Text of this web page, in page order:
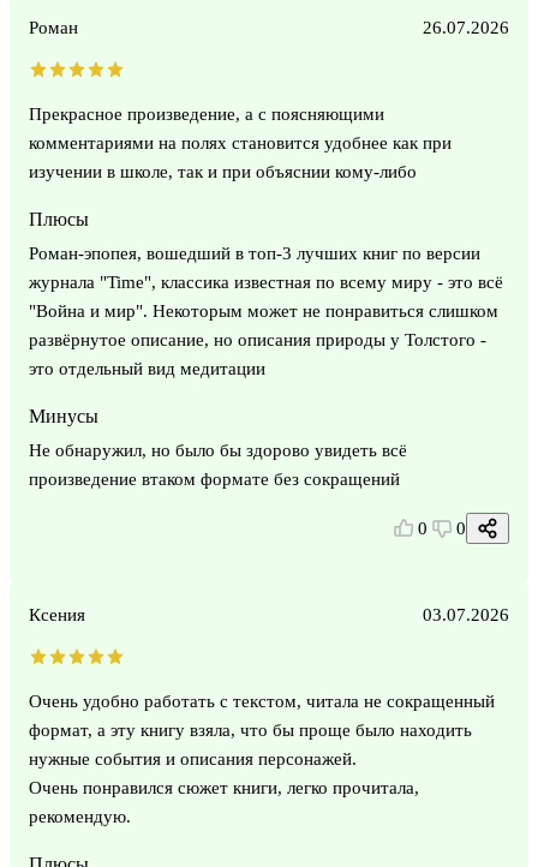
Роман 26.07.2026
Прекрасное произведение, а с поясняющими
комментариями на полях становится удобнее как при
изучении в школе, так и при объяснии кому-либо
Плюсы
Роман-эпопея, вошедший в топ-3 лучших книг по версии
журнала "Time", классика известная по всему миру - это всё
"Война и мир". Некоторым может не понравиться слишком
развёрнутое описание, но описания природы у Толстого -
это отдельный вид медитации
Минусы
Не обнаружил, но было бы здорово увидеть всё
произведение втаком формате без сокращений
0 0
Ксения 03.07.2026
Очень удобно работать с текстом, читала не сокращенный
формат, а эту книгу взяла, что бы проще было находить
нужные события и описания персонажей.
Очень понравился сюжет книги, легко прочитала,
рекомендую.